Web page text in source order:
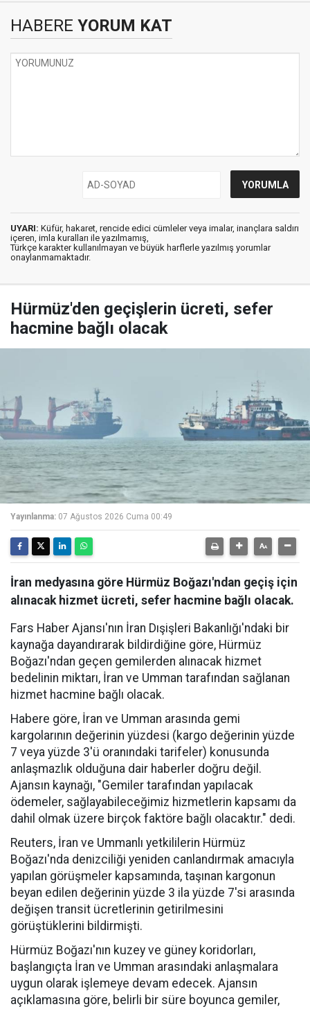
HABERE YORUM KAT
UYARI: Küfür, hakaret, rencide edici cümleler veya imalar, inançlara saldırı
içeren, imla kuralları ile yazılmamış,
Türkçe karakter kullanılmayan ve büyük harflerle yazılmış yorumlar
onaylanmamaktadır.
Hürmüz'den geçişlerin ücreti, sefer
hacmine bağlı olacak
Yayınlanma: 07 Ağustos 2026 Cuma 00:49
İran medyasına göre Hürmüz Boğazı'ndan geçiş için
alınacak hizmet ücreti, sefer hacmine bağlı olacak.
Fars Haber Ajansı'nın İran Dışişleri Bakanlığı'ndaki bir
kaynağa dayandırarak bildirdiğine göre, Hürmüz
Boğazı'ndan geçen gemilerden alınacak hizmet
bedelinin miktarı, İran ve Umman tarafından sağlanan
hizmet hacmine bağlı olacak.
Habere göre, İran ve Umman arasında gemi
kargolarının değerinin yüzdesi (kargo değerinin yüzde
7 veya yüzde 3'ü oranındaki tarifeler) konusunda
anlaşmazlık olduğuna dair haberler doğru değil.
Ajansın kaynağı, "Gemiler tarafından yapılacak
ödemeler, sağlayabileceğimiz hizmetlerin kapsamı da
dahil olmak üzere birçok faktöre bağlı olacaktır." dedi.
Reuters, İran ve Ummanlı yetkililerin Hürmüz
Boğazı'nda denizciliği yeniden canlandırmak amacıyla
yapılan görüşmeler kapsamında, taşınan kargonun
beyan edilen değerinin yüzde 3 ila yüzde 7'si arasında
değişen transit ücretlerinin getirilmesini
görüştüklerini bildirmişti.
Hürmüz Boğazı'nın kuzey ve güney koridorları,
başlangıçta İran ve Umman arasındaki anlaşmalara
uygun olarak işlemeye devam edecek. Ajansın
açıklamasına göre, belirli bir süre boyunca gemiler,